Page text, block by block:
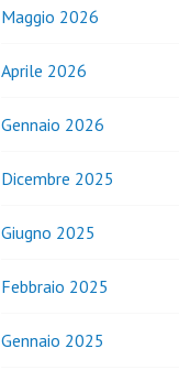
Maggio 2026
Aprile 2026
Gennaio 2026
Dicembre 2025
Giugno 2025
Febbraio 2025
Gennaio 2025